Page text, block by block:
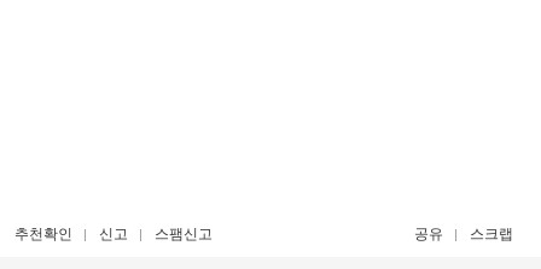
추천확인 신고 스팸신고 공유 스크랩